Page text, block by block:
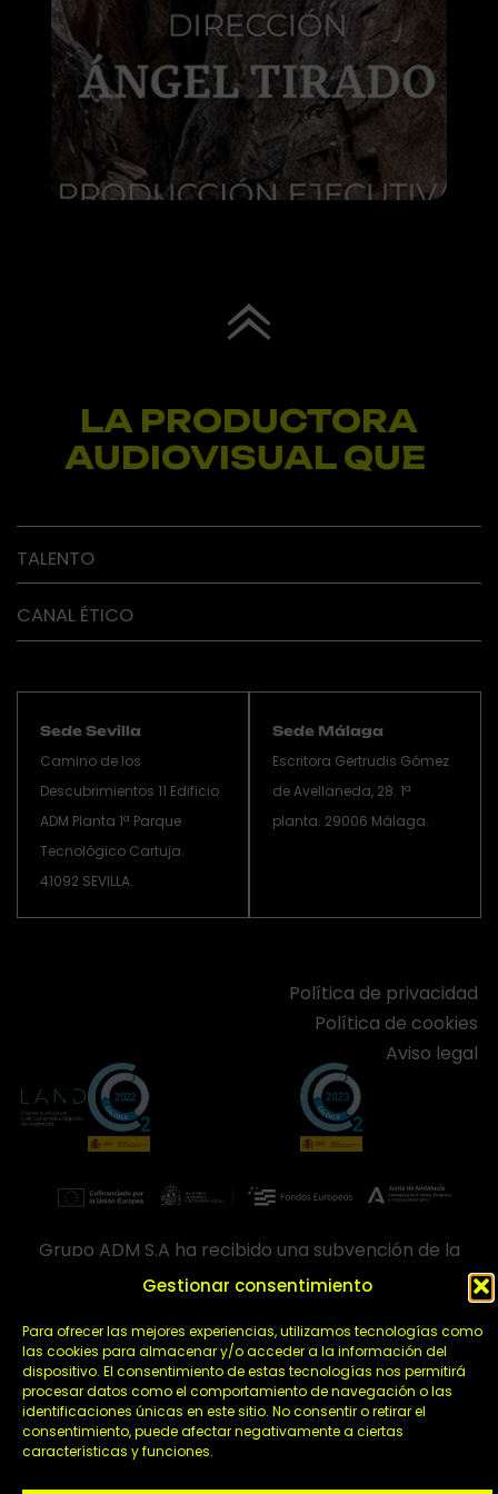
Gestionar consentimiento
Para ofrecer las mejores experiencias, utilizamos tecnologías como
las cookies para almacenar y/o acceder a la información del
dispositivo. El consentimiento de estas tecnologías nos permitirá
procesar datos como el comportamiento de navegación o las
identificaciones únicas en este sitio. No consentir o retirar el
consentimiento, puede afectar negativamente a ciertas
características y funciones.
LA PRODUCTORA
AUDIOVISUAL QUE M
TALENTO
CANAL ÉTICO
Sede Sevilla
Camino de los
Descubrimientos 11 Edificio
ADM Planta 1ª Parque
Tecnológico Cartuja.
41092 SEVILLA.
Sede Málaga
Escritora Gertrudis Gómez
de Avellaneda, 28. 1ª
planta. 29006 Málaga.
Política de privacidad
Política de cookies
Aviso legal
Grupo ADM S.A ha recibido una subvención de la
Consejería de Empleo, Empresa y Trabajo Autónomo
de la Junta de Andalucía, financiada por la Unión
2021-2027, enmarcada en el Programa Emplea-T,
para la inserción laboral y el fomento de la
contratación en el ámbito de la Comunidad
Autónoma de Andalucía. Línea 2. Incentivo a la
segunda o sucesivas contrataciones indefinidas
ordinarias por parte de personas trabajadoras
autónomas, y a cualquier contratación indefinida